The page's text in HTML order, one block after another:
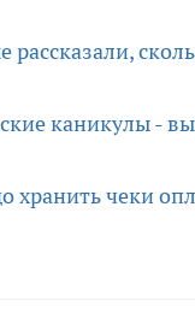
каникулы -
хранить чеки